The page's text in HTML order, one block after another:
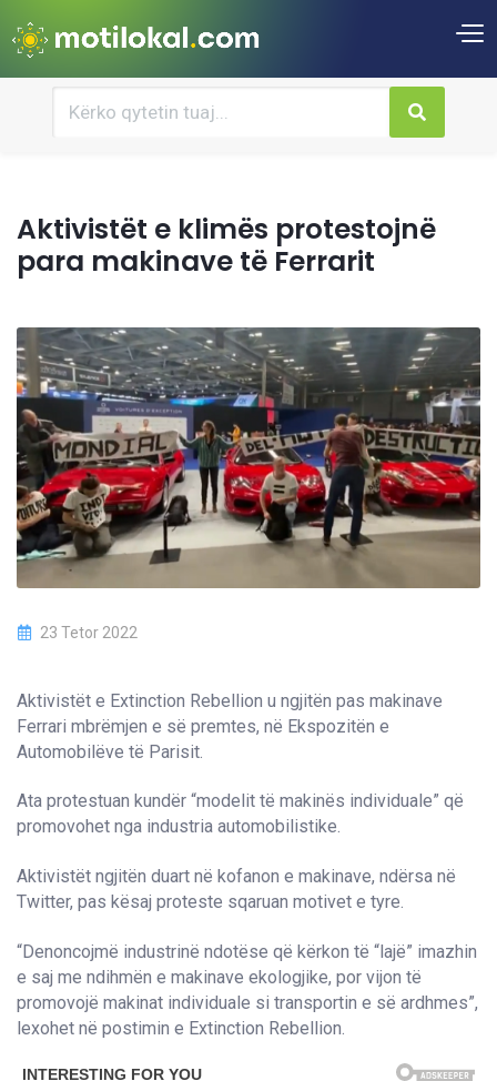
Aktivistët e klimës protestojnë
para makinave të Ferrarit
23 Tetor 2022
Aktivistët e Extinction Rebellion u ngjitën pas makinave
Ferrari mbrëmjen e së premtes, në Ekspozitën e
Automobilëve të Parisit.
Ata protestuan kundër “modelit të makinës individuale” që
promovohet nga industria automobilistike.
Aktivistët ngjitën duart në kofanon e makinave, ndërsa në
Twitter, pas kësaj proteste sqaruan motivet e tyre.
“Denoncojmë industrinë ndotëse që kërkon të “lajë” imazhin
e saj me ndihmën e makinave ekologjike, por vijon të
promovojë makinat individuale si transportin e së ardhmes”,
lexohet në postimin e Extinction Rebellion.